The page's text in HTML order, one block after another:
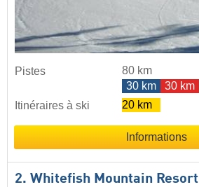
Pistes
80 km
30 km
30 km
Itinéraires à ski
20 km
Informations
2. Whitefish Mountain Resort